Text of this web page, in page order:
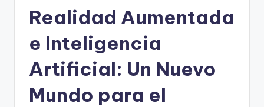
Realidad Aumentada
e Inteligencia
Artificial: Un Nuevo
Mundo para el